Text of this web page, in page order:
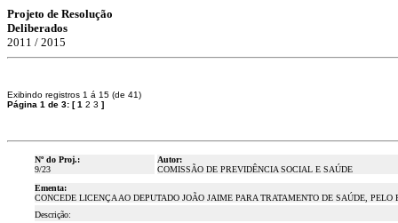
Projeto de Resolução
Deliberados
2011 / 2015
Exibindo registros 1 á 15 (de 41)
Página 1 de 3: [1 2 3 ]
Nº do Proj.:
9/23
Autor:
COMISSÃO DE PREVIDÊNCIA SOCIAL E SAÚDE
Ementa:
CONCEDE LICENÇA AO DEPUTADO JOÃO JAIME PARA TRATAMENTO DE SAÚDE, PELO
Descrição: